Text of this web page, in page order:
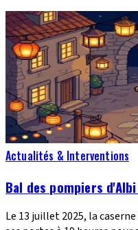
Actualités & Interventions
Bal des pompiers
Le 13 juillet 2025, la